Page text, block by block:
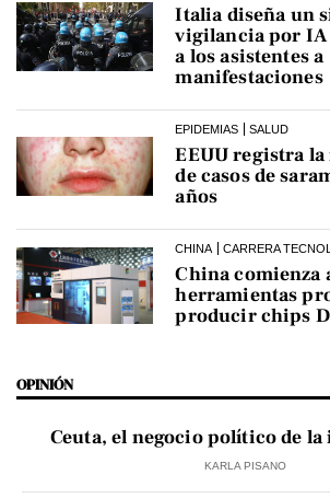
Italia diseña un
vigilancia por
a los asistentes a
manifestaciones
EPIDEMIAS SALUD
EEUU registra
de casos de
años
CHINA CARRERA
China comienza
herramientas
producir chips
OPINIÓN
Ceuta, el negocio político de
KARLA PISANO